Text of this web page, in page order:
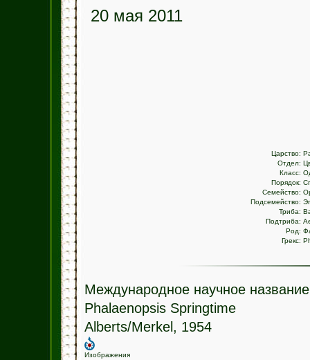
20 мая 2011
Царство:
Отдел:
Класс:
Порядок:
Семейство:
Подсемейство:
Триба:
Подтриба:
Род:
Грекс:
Международное научное название
Phalaenopsis Springtime
Alberts/Merkel, 1954
Изображения